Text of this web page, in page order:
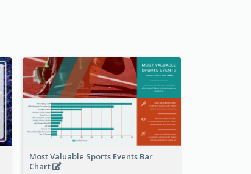
Most Valuable Sports Events Bar
Chart